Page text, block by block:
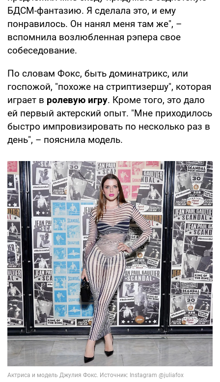
БДСМ-фантазию. Я сделала это, и ему
понравилось. Он нанял меня там же", –
вспомнила возлюбленная рэпера свое
собеседование.
По словам Фокс, быть доминатрикс, или
госпожой, "похоже на стриптизершу", которая
играет в ролевую игру. Кроме того, это дало
ей первый актерский опыт. "Мне приходилось
быстро импровизировать по несколько раз в
день", – пояснила модель.